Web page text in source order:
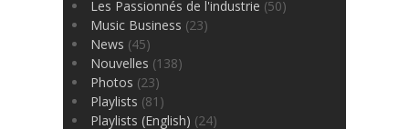
Les Passionnés de l'industrie (50)
Music Business (23)
News (45)
Nouvelles (138)
Photos (23)
Playlists (81)
Playlists (English) (24)